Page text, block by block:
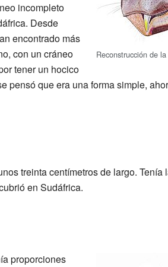
Reconstrucción de
incompleto
Desde
encontrado más
con un cráneo
tener un hocico
pensó que era una forma simple,
treinta centímetros de largo.
en Sudáfrica.
proporciones